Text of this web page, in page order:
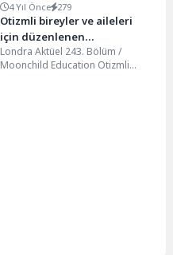
4 Yıl Önce 279
Otizmli bireyler ve aileleri
için düzenlenen
konferansın yansımaları…
Londra Aktüel 243. Bölüm /
Moonchild Education Otizmli